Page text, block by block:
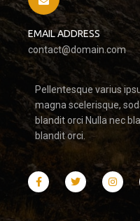
EMAIL ADDRESS
contact@domain.com
Pellentesque varius
magna scelerisque,
blandit orci Nulla nec
blandit orci.